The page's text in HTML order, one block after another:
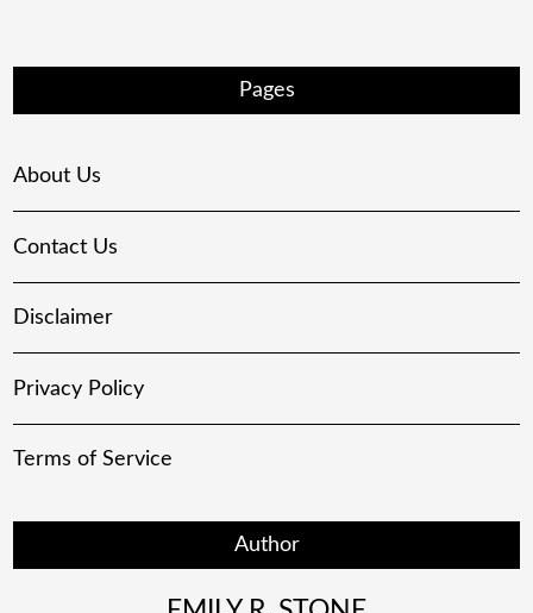
Pages
About Us
Contact Us
Disclaimer
Privacy Policy
Terms of Service
Author